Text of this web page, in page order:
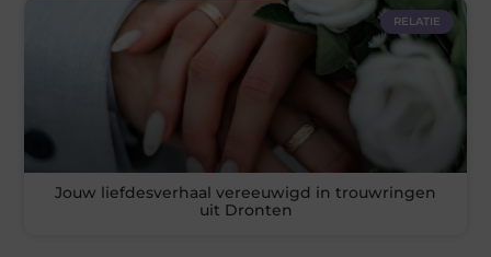
RELATIE
Jouw liefdesverhaal vereeuwigd in trouwringen
uit Dronten